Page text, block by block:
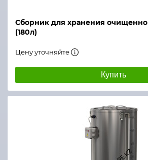
Сборник для хранения
(180л)
Цену уточняйте
Купить